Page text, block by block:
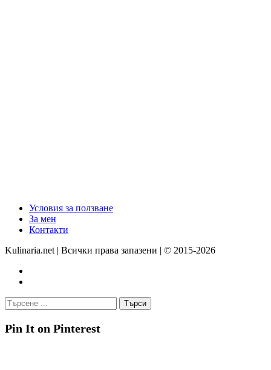
Условия за ползване
За мен
Контакти
Kulinaria.net | Всички права запазени | © 2015-2026
Pin It on Pinterest